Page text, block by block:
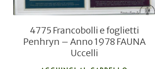
4775 Francobolli e foglietti
Penhryn – Anno 1978 FAUNA
Uccelli